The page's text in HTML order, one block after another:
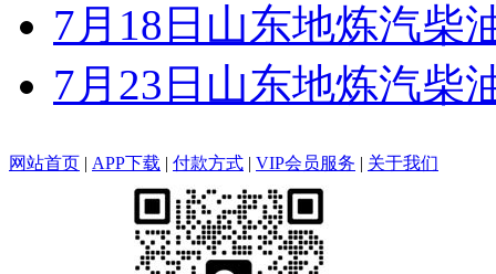
7月18日山东地炼汽柴
7月23日山东地炼汽柴
网站首页 | APP下载 | 付款方式 | VIP会员服务 | 关于我们